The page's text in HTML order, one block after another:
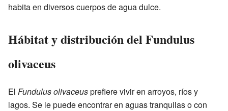
habita en diversos cuerpos de agua dulce.
Hábitat y distribución del Fundulus
olivaceus
El Fundulus olivaceusprefiere vivir en arroyos, ríos y
lagos. Se le puede encontrar en aguas tranquilas o con